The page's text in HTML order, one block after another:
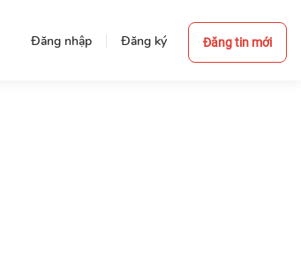
Đăng nhập Đăng ký Đăng tin mới